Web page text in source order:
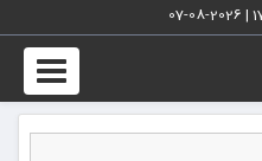
|
2026-08-07